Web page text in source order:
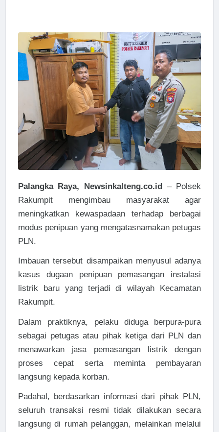
Palangka Raya, Newsinkalteng.co.id – Polsek
Rakumpit mengimbau masyarakat agar
meningkatkan kewaspadaan terhadap berbagai
modus penipuan yang mengatasnamakan petugas
PLN.
Imbauan tersebut disampaikan menyusul adanya
kasus dugaan penipuan pemasangan instalasi
listrik baru yang terjadi di wilayah Kecamatan
Rakumpit.
Dalam praktiknya, pelaku diduga berpura-pura
sebagai petugas atau pihak ketiga dari PLN dan
menawarkan jasa pemasangan listrik dengan
proses cepat serta meminta pembayaran
langsung kepada korban.
Padahal, berdasarkan informasi dari pihak PLN,
seluruh transaksi resmi tidak dilakukan secara
langsung di rumah pelanggan, melainkan melalui